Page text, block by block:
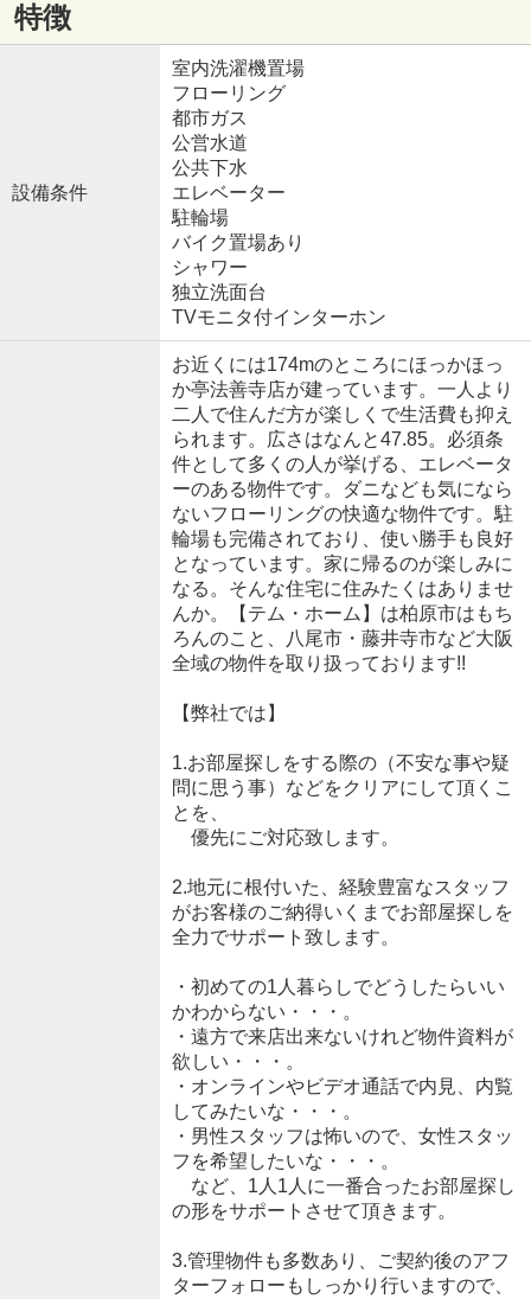
特徴
設備条件
室内洗濯機置場
フローリング
都市ガス
公営水道
公共下水
エレベーター
駐輪場
バイク置場あり
シャワー
独立洗面台
TVモニタ付インターホン
お近くには174mのところにほっかほっ
か亭法善寺店が建っています。一人より
二人で住んだ方が楽しくで生活費も抑え
られます。広さはなんと47.85。必須条
件として多くの人が挙げる、エレベータ
ーのある物件です。ダニなども気になら
ないフローリングの快適な物件です。駐
輪場も完備されており、使い勝手も良好
となっています。家に帰るのが楽しみに
なる。そんな住宅に住みたくはありませ
んか。【テム・ホーム】は柏原市はもち
ろんのこと、八尾市・藤井寺市など大阪
全域の物件を取り扱っております!!
【弊社では】
1.お部屋探しをする際の（不安な事や疑
問に思う事）などをクリアにして頂くこ
とを、
優先にご対応致します。
2.地元に根付いた、経験豊富なスタッフ
がお客様のご納得いくまでお部屋探しを
全力でサポート致します。
・初めての1人暮らしでどうしたらいい
かわからない・・・。
・遠方で来店出来ないけれど物件資料が
欲しい・・・。
・オンラインやビデオ通話で内見、内覧
してみたいな・・・。
・男性スタッフは怖いので、女性スタッ
フを希望したいな・・・。
など、1人1人に一番合ったお部屋探し
の形をサポートさせて頂きます。
3.管理物件も多数あり、ご契約後のアフ
ターフォローもしっかり行いますので、